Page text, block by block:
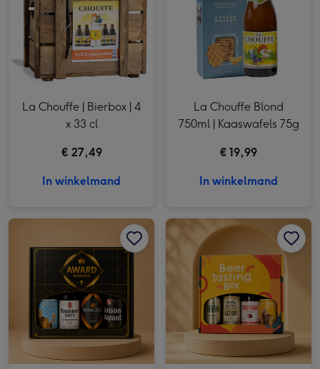
La Chouffe | Bierbox | 4
x 33 cl
€ 27,49
In winkelmand
La Chouffe Blond
750ml | Kaaswafels 75g
€ 19,99
In winkelmand
Award Winning | Bierpakket | 4 x 33 cl afbeelding 2